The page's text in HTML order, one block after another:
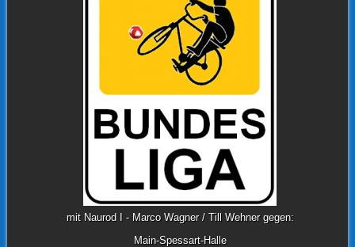
mit Naurod I - Marco Wagner / Till Wehner gegen:
Main-Spessart-Halle